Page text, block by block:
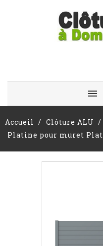
Accueil Clôture ALU
Platine pour muret Plat